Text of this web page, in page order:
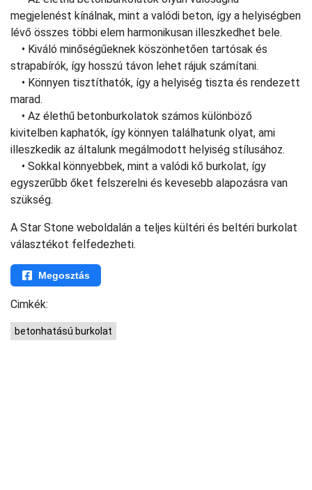
megjelenést kínálnak, mint a valódi beton, így a helyiségben
lévő összes többi elem harmonikusan illeszkedhet bele.
• Kiváló minőségűeknek köszönhetően tartósak és
strapabírók, így hosszú távon lehet rájuk számítani.
• Könnyen tisztíthatók, így a helyiség tiszta és rendezett
marad.
• Az élethű betonburkolatok számos különböző
kivitelben kaphatók, így könnyen találhatunk olyat, ami
illeszkedik az általunk megálmodott helyiség stílusához.
• Sokkal könnyebbek, mint a valódi kő burkolat, így
egyszerűbb őket felszerelni és kevesebb alapozásra van
szükség.
A Star Stone weboldalán a teljes kültéri és beltéri burkolat
választékot felfedezheti.
Megosztás
Cimkék:
betonhatású burkolat